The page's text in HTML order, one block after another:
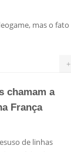
mas o fato
+
chamam a
França
de linhas